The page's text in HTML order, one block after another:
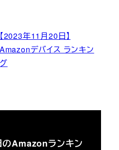
【2023年11月20日】
Amazonデバイス ランキン
グ
Amazonランキン